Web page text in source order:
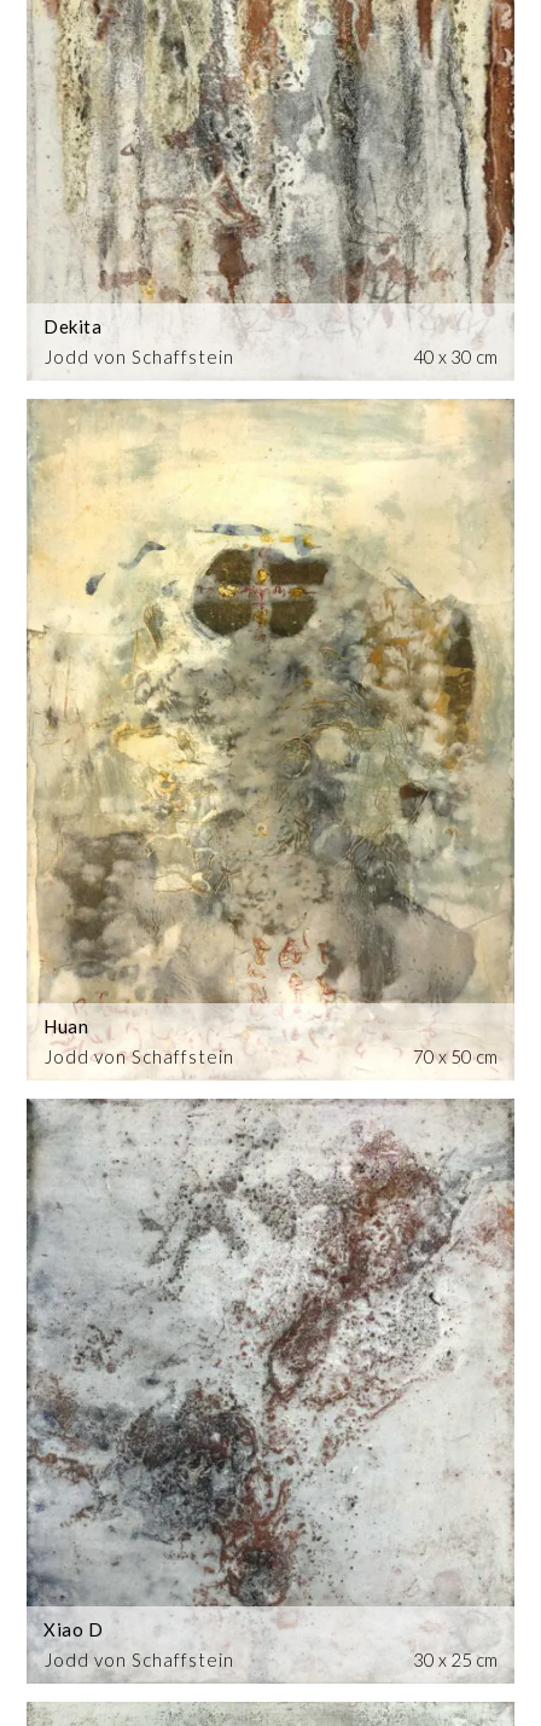
Jodd von Schaffstein
Dekita
40 x 30 cm
Jodd von Schaffstein
Huan
70 x 50 cm
Jodd von Schaffstein
Xiao D
30 x 25 cm